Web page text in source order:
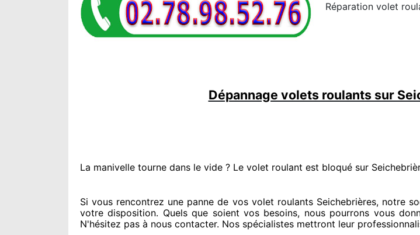
Réparation volet
Dépannage volets roulants sur
La manivelle tourne dans le vide ? Le volet roulant est bloqué sur
Si vous rencontrez une panne de vos volet roulants Seichebrières, notre
votre disposition. Quels que soient vos besoins, nous pourrons vous
N'hésitez pas à nous contacter. Nos spécialistes mettront leur